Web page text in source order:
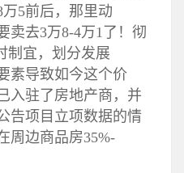
5前后，那里动
卖去3万8-4万1了！彻
制宜，划分发展
素导致如今这个价
入驻了房地产商，并
告项目立项数据的情
周边商品房35%-